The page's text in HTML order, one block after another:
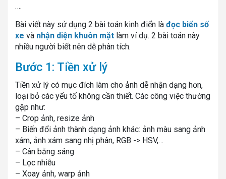
….
Bài viết này sử dụng 2 bài toán kinh điển là đọc biển số
xe và nhận diện khuôn mặt làm ví dụ. 2 bài toán này
nhiều người biết nên dễ phân tích.
Bước 1: Tiền xử lý
Tiền xử lý có mục đích làm cho ảnh dễ nhận dạng hơn,
loại bỏ các yếu tố không cần thiết. Các công việc thường
gặp như:
– Crop ảnh, resize ảnh
– Biến đổi ảnh thành dạng ảnh khác: ảnh màu sang ảnh
xám, ảnh xám sang nhị phân, RGB -> HSV,…
– Cân bằng sáng
– Lọc nhiễu
– Xoay ảnh, warp ảnh